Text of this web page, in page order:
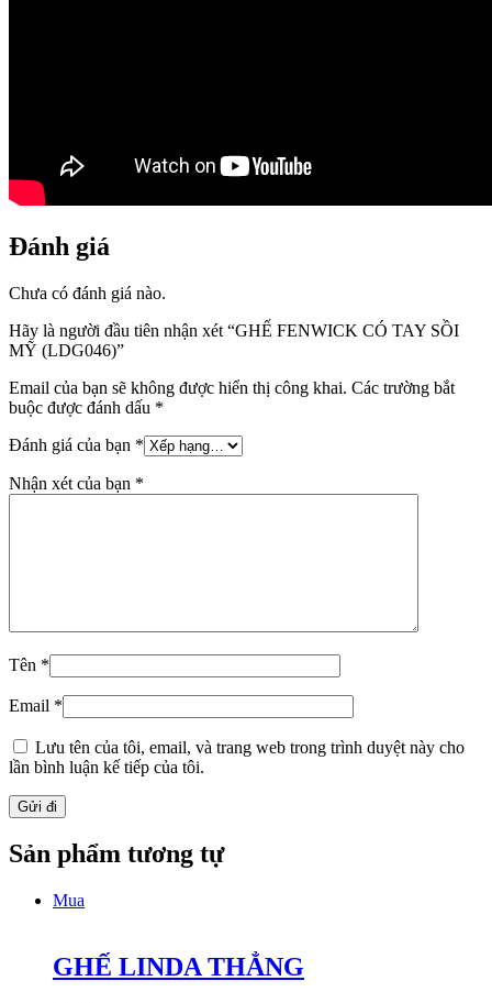
Đánh giá
Chưa có đánh giá nào.
Hãy là người đầu tiên nhận xét “GHẾ FENWICK CÓ TAY SỒI
MỸ (LDG046)”
Email của bạn sẽ không được hiển thị công khai. Các trường bắt
buộc được đánh dấu *
Đánh giá của bạn *
Nhận xét của bạn *
Tên *
Email *
Lưu tên của tôi, email, và trang web trong trình duyệt này cho
lần bình luận kế tiếp của tôi.
Sản phẩm tương tự
Mua
GHẾ LINDA THẲNG